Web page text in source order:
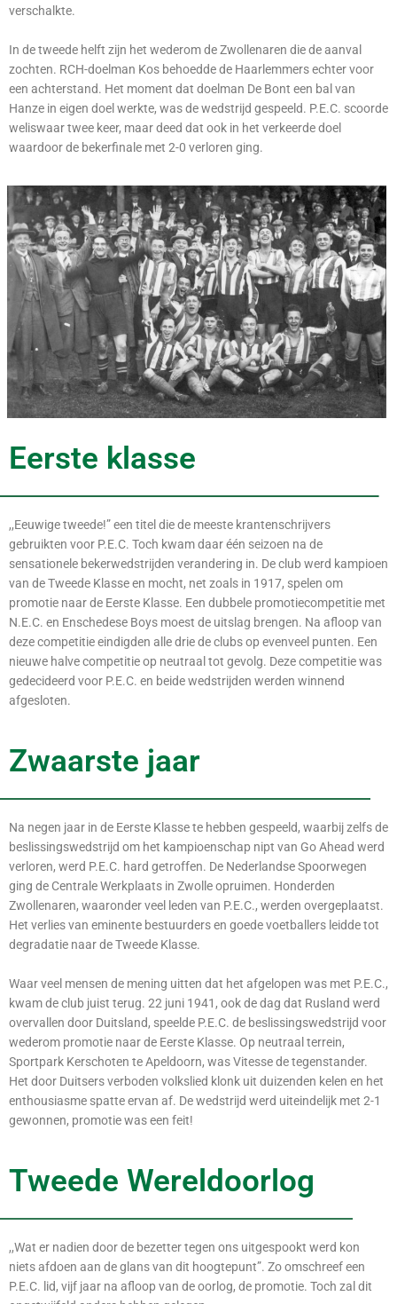
verschalkte.
In de tweede helft zijn het wederom de Zwollenaren die de aanval
zochten. RCH-doelman Kos behoedde de Haarlemmers echter voor
een achterstand. Het moment dat doelman De Bont een bal van
Hanze in eigen doel werkte, was de wedstrijd gespeeld. P.E.C. scoorde
weliswaar twee keer, maar deed dat ook in het verkeerde doel
waardoor de bekerfinale met 2-0 verloren ging.
Eerste klasse
,,Eeuwige tweede!” een titel die de meeste krantenschrijvers
gebruikten voor P.E.C. Toch kwam daar één seizoen na de
sensationele bekerwedstrijden verandering in. De club werd kampioen
van de Tweede Klasse en mocht, net zoals in 1917, spelen om
promotie naar de Eerste Klasse. Een dubbele promotiecompetitie met
N.E.C. en Enschedese Boys moest de uitslag brengen. Na afloop van
deze competitie eindigden alle drie de clubs op evenveel punten. Een
nieuwe halve competitie op neutraal tot gevolg. Deze competitie was
gedecideerd voor P.E.C. en beide wedstrijden werden winnend
afgesloten.
Zwaarste jaar
Na negen jaar in de Eerste Klasse te hebben gespeeld, waarbij zelfs de
beslissingswedstrijd om het kampioenschap nipt van Go Ahead werd
verloren, werd P.E.C. hard getroffen. De Nederlandse Spoorwegen
ging de Centrale Werkplaats in Zwolle opruimen. Honderden
Zwollenaren, waaronder veel leden van P.E.C., werden overgeplaatst.
Het verlies van eminente bestuurders en goede voetballers leidde tot
degradatie naar de Tweede Klasse.
Waar veel mensen de mening uitten dat het afgelopen was met P.E.C.,
kwam de club juist terug. 22 juni 1941, ook de dag dat Rusland werd
overvallen door Duitsland, speelde P.E.C. de beslissingswedstrijd voor
wederom promotie naar de Eerste Klasse. Op neutraal terrein,
Sportpark Kerschoten te Apeldoorn, was Vitesse de tegenstander.
Het door Duitsers verboden volkslied klonk uit duizenden kelen en het
enthousiasme spatte ervan af. De wedstrijd werd uiteindelijk met 2-1
gewonnen, promotie was een feit!
Tweede Wereldoorlog
,,Wat er nadien door de bezetter tegen ons uitgespookt werd kon
niets afdoen aan de glans van dit hoogtepunt”. Zo omschreef een
P.E.C. lid, vijf jaar na afloop van de oorlog, de promotie. Toch zal dit